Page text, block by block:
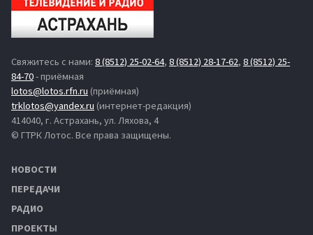
Свяжитесь с нами: 8 (8512) 25-02-64, 8 (8512) 28-17-62, 8 (8512) 25-
84-70- приёмная
lotos@lotos.rfn.ru (приёмная)
trklotos@yandex.ru (интернет-редакция)
414040, г. Астрахань, ул. Ляхова, 4
© ГТРК Лотос. Все права защищены.
НОВОСТИ
ПЕРЕДАЧИ
РАДИО
ПРОЕКТЫ